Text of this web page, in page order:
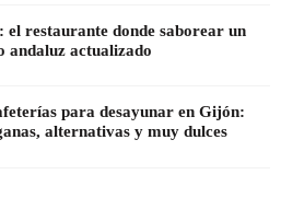
restaurante donde saborear un
andaluz actualizado
para desayunar en Gijón:
alternativas y muy dulces